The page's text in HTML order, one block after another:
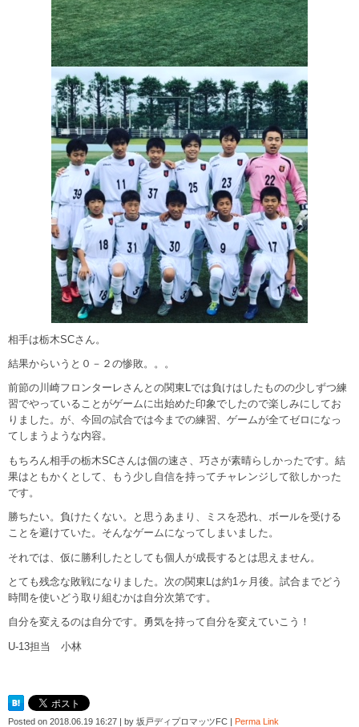
相手は栃木SCさん。
結果からいうと０－２の惨敗。。。
前節の川崎フロンターレさんとの関東Lでは負けはしたものの少しずつ練
習でやっていることがゲームに出始めた印象でしたので楽しみにしてお
りました。が、今回の試合では今までの練習、ゲームが全てゼロになっ
てしまうような内容。
もちろん相手の栃木SCさんは個の速さ、巧さが素晴らしかったです。結
果はともかくとして、もう少し自信を持ってチャレンジして欲しかった
です。
勝ちたい。負けたくない。と思うあまり、ミスを恐れ、ボールを受ける
ことを避けていた。そんなゲームになってしまいました。
それでは、仮に勝利したとしても個人が成長するとは思えません。
とても残念な敗戦になりました。次の関東Lは約1ヶ月後。試合までどう
時間を使いどう取り組むかは自分次第です。
自分を変えるのは自分です。勇気を持って自分を変えていこう！
U-13担当 小林
Posted on 2018.06.19 16:27 | by 坂戸ディプロマッツFC | Perma Link